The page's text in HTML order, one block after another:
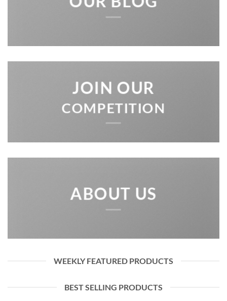
JOIN OUR
COMPETITION
ABOUT US
WEEKLY FEATURED PRODUCTS
BEST SELLING PRODUCTS